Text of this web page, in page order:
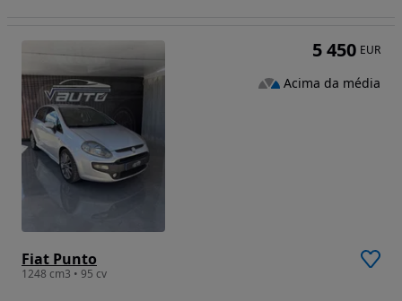
Fiat Punto
1248 cm3 • 95 cv
5 450 EUR
Acima da média